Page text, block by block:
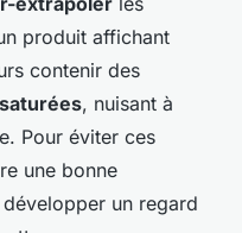
produit affichant
contenir des
, nuisant à
Pour éviter ces
une bonne
un regard